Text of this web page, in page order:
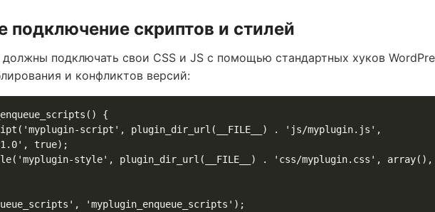
подключение скриптов и стилей
подключать свои CSS и JS с помощью стандартных хуков
и конфликтов версий:
{
true);